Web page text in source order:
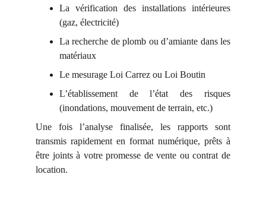
La vérification des installations intérieures
(gaz, électricité)
La recherche de plomb ou d’amiante dans les
matériaux
Le mesurage Loi Carrez ou Loi Boutin
L’établissement de l’état des risques
(inondations, mouvement de terrain, etc.)
Une fois l’analyse finalisée, les rapports sont
transmis rapidement en format numérique, prêts à
être joints à votre promesse de vente ou contrat de
location.